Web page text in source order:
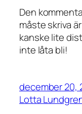
Den
måste skriva
kanske lite
inte låta bli!
december 20,
Lotta